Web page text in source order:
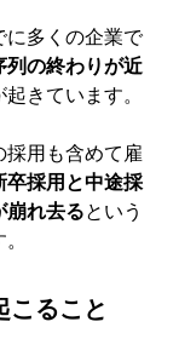
に多くの企業で
列の終わりが近
きています。
用も含めて雇
卒採用と中途採
崩れ去るという
こること